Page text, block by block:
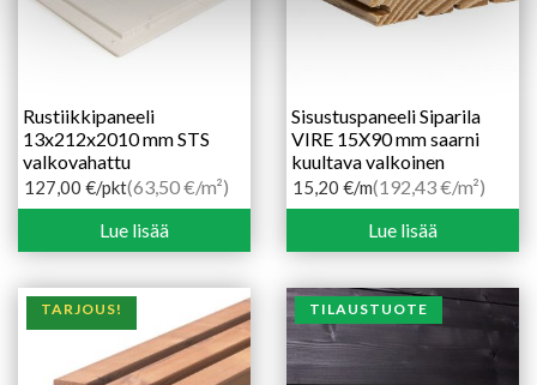
Rustiikkipaneeli
13x212x2010 mm STS
valkovahattu
127,00 €/pkt(63,50 €/m²)
Lue lisää
Sisustuspaneeli Siparila
VIRE 15X90 mm saarni
kuultava valkoinen
15,20 €/m(192,43 €/m²)
Lue lisää
TARJOUS! TILAUSTUOTE